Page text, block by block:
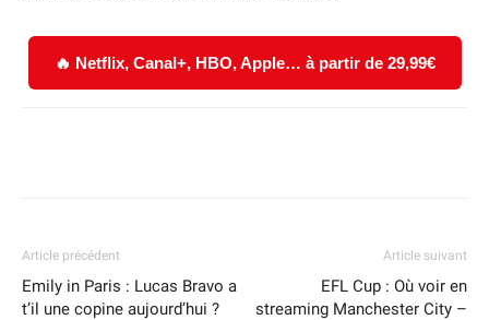
🔥 Netflix, Canal+, HBO, Apple… à partir de 29,99€
Article précédent
Emily in Paris : Lucas Bravo a
t’il une copine aujourd’hui ?
Article suivant
EFL Cup : Où voir en
streaming Manchester City –